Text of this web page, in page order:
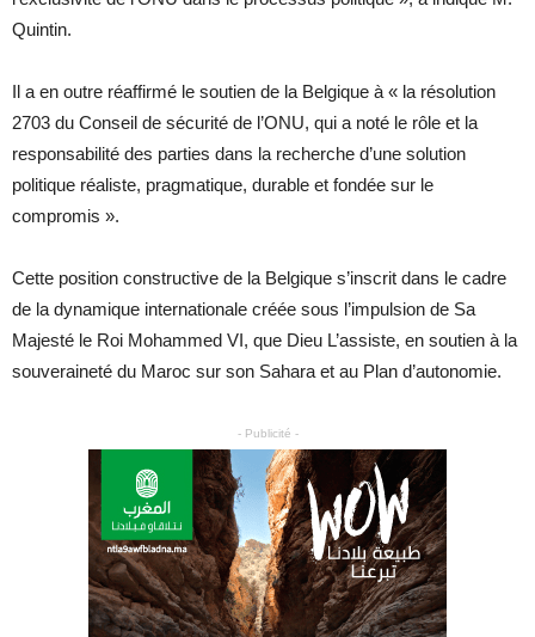
Quintin.
Il a en outre réaffirmé le soutien de la Belgique à « la résolution
2703 du Conseil de sécurité de l’ONU, qui a noté le rôle et la
responsabilité des parties dans la recherche d’une solution
politique réaliste, pragmatique, durable et fondée sur le
compromis ».
Cette position constructive de la Belgique s’inscrit dans le cadre
de la dynamique internationale créée sous l’impulsion de Sa
Majesté le Roi Mohammed VI, que Dieu L’assiste, en soutien à la
souveraineté du Maroc sur son Sahara et au Plan d’autonomie.
- Publicité -